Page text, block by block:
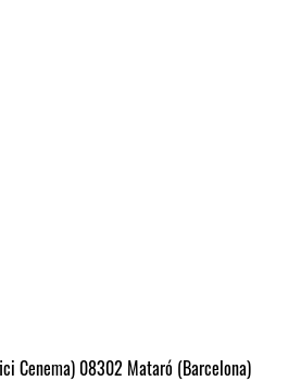
Cenema) 08302 Mataró (Barcelona)